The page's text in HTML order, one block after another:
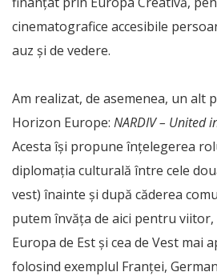
cinematografice accesibile
auz și de vedere.
Am realizat, de asemenea, un alt
Horizon Europe: NARDIV – United
Acesta își propune înțelegerea
diplomația culturală între cele
vest) înainte și după căderea
putem învăța de aici pentru
Europa de Est și cea de Vest mai
folosind exemplul Franței,